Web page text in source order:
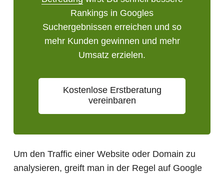
Rankings in Googles
Suchergebnissen erreichen und so
mehr Kunden gewinnen und mehr
Umsatz erzielen.
Kostenlose Erstberatung
vereinbaren
Um den Traffic einer Website oder Domain zu
analysieren, greift man in der Regel auf Google